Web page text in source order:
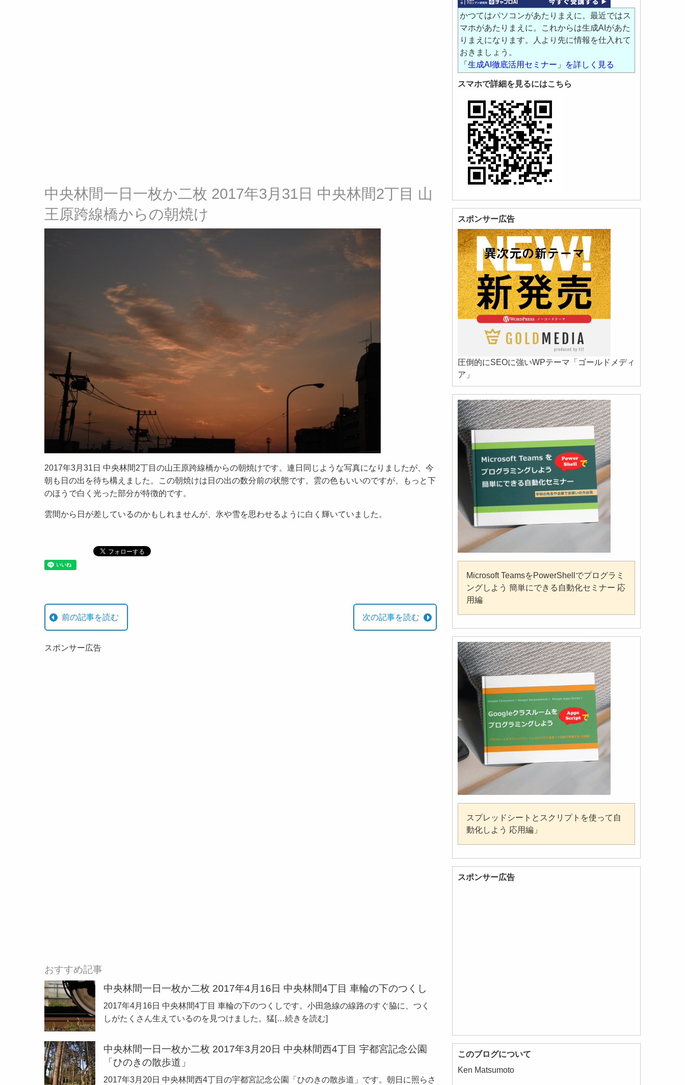
中央林間一日一枚か二枚 2017年3月31日 中央林間2丁目 山
王原跨線橋からの朝焼け
2017年3月31日 中央林間2丁目の山王原跨線橋からの朝焼けです。連日同じような写真になりましたが、今
朝も日の出を待ち構えました。この朝焼けは日の出の数分前の状態です。雲の色もいいのですが、もっと下
のほうで白く光った部分が特徴的です。
雲間から日が差しているのかもしれませんが、氷や雪を思わせるように白く輝いていました。
前の記事を読む 次の記事を読む
スポンサー広告
おすすめ記事
中央林間一日一枚か二枚 2017年4月16日 中央林間4丁目 車輪の下のつくし
2017年4月16日 中央林間4丁目 車輪の下のつくしです。小田急線の線路のすぐ脇に、つく
しがたくさん生えているのを見つけました。猛[…続きを読む]
中央林間一日一枚か二枚 2017年3月20日 中央林間西4丁目 宇都宮記念公園
「ひのきの散歩道」
2017年3月20日 中央林間西4丁目の宇都宮記念公園「ひのきの散歩道」です。朝日に照らさ
かつてはパソコンがあたりまえに。最近ではス
マホがあたりまえに。これからは生成AIがあた
りまえになります。人より先に情報を仕入れて
おきましょう。
「生成AI徹底活用セミナー」を詳しく見る
スマホで詳細を見るにはこちら
スポンサー広告
圧倒的にSEOに強いWPテーマ「ゴールドメディ
ア」
Microsoft TeamsをPowerShellでプログラミ
ングしよう 簡単にできる自動化セミナー 応
用編
スプレッドシートとスクリプトを使って自
動化しよう 応用編」
スポンサー広告
このブログについて
Ken Matsumoto